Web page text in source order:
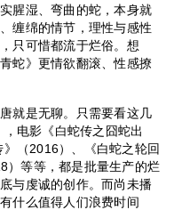
腥湿、弯曲的蛇，本身就
缠绵的情节，理性与感性
只可惜都流于烂俗。想
蛇》更情欲翻滚、性感撩
就是无聊。只需要看这几
电影《白蛇传之囧蛇出
（2016）、《白蛇之轮回
）等等，都是批量生产的烂
与虔诚的创作。而尚未播
什么值得人们浪费时间